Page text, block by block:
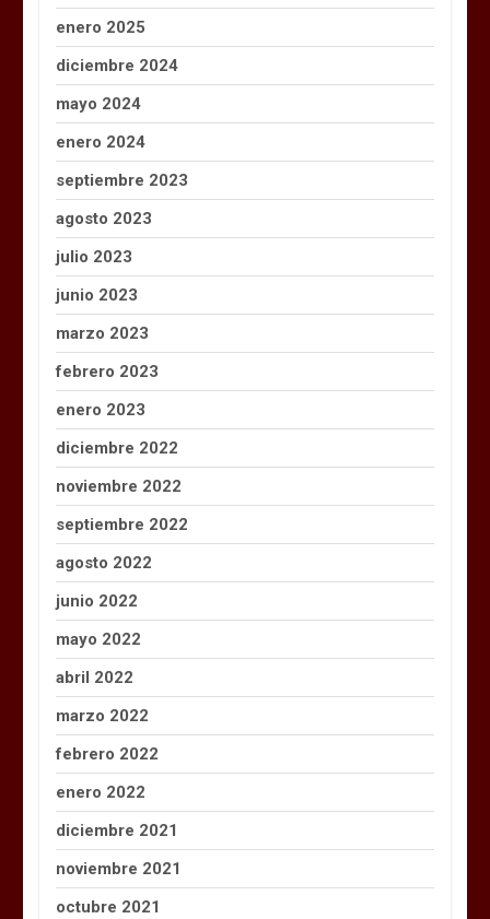
enero 2025
diciembre 2024
mayo 2024
enero 2024
septiembre 2023
agosto 2023
julio 2023
junio 2023
marzo 2023
febrero 2023
enero 2023
diciembre 2022
noviembre 2022
septiembre 2022
agosto 2022
junio 2022
mayo 2022
abril 2022
marzo 2022
febrero 2022
enero 2022
diciembre 2021
noviembre 2021
octubre 2021